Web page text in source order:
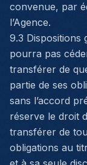
convenue, par
l’Agence.
9.3 Dispositions
pourra pas
transférer de
partie de ses
sans l’accord
réserve le droit
transférer de
obligations au